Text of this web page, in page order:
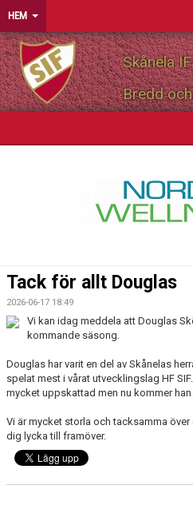
HEM
Skånela
Bredd
PARTNERS
MATCHER
KALENDER
DOMARE/FUNKTIONÄRER
Tack för allt Douglas
2026-06-17 18:49
Vi kan idag meddela att Douglas
kommande säsong.
Douglas har varit en del av Skånelas
spelat mest i vårat utvecklingslag HF
mycket uppskattad men nu kommer
Vi är mycket storla och tacksamma
dig lycka till framöver.